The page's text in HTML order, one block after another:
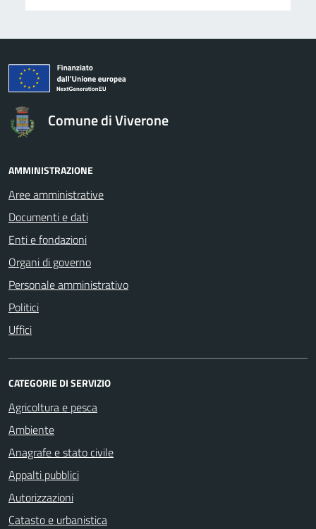
logo Unione Europea
Comune di Viverone
AMMINISTRAZIONE
Aree amministrative
Documenti e dati
Enti e fondazioni
Organi di governo
Personale amministrativo
Politici
Uffici
CATEGORIE DI SERVIZIO
Agricoltura e pesca
Ambiente
Anagrafe e stato civile
Appalti pubblici
Autorizzazioni
Catasto e urbanistica